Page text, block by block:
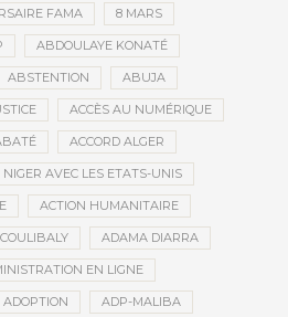
FAMA 8 MARS
ABDOULAYE KONATÉ
ABSTENTION ABUJA
ACCÈS AU NUMÉRIQUE
ACCORD ALGER
AVEC LES ETATS-UNIS
ACTION HUMANITAIRE
ADAMA DIARRA
EN LIGNE
ADOPTION ADP-MALIBA